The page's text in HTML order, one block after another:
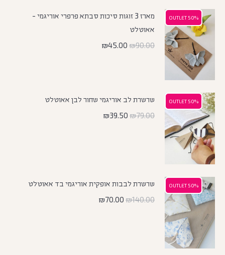
50% OUTLET
50% OUTLET
מארז 3 זוגות סיכות סבתא פרפרי אוריגמי -
אאוטלט
₪90.00
₪45.00
50% OUTLET
50% OUTLET
שרשרת לב אוריגמי שחור לבן אאוטלט
₪79.00
₪39.50
50% OUTLET
50% OUTLET
שרשרת לבבות אופקית אוריגמי בד אאוטלט
₪140.00
₪70.00